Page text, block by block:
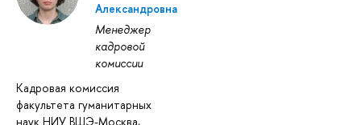
Александровна
Менеджер
кадровой
комиссии
Кадровая комиссия
факультета гуманитарных
наук НИУ ВШЭ-Москва,